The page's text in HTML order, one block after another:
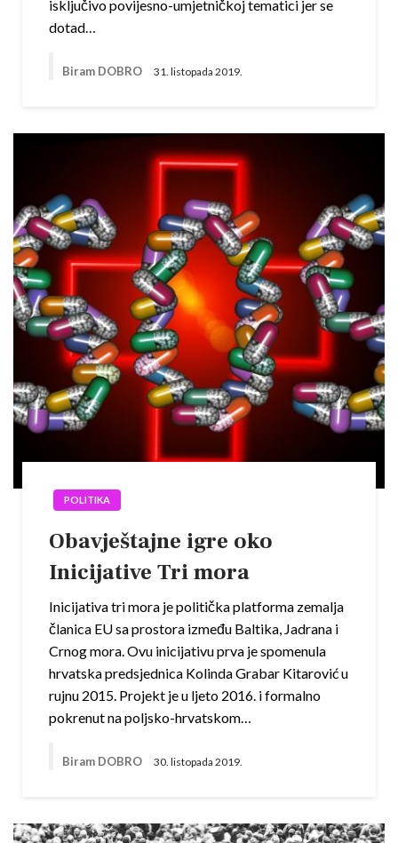
isključivo povijesno-umjetničkoj tematici jer se
dotad…
Biram DOBRO 31. listopada 2019.
POLITIKA
Obavještajne igre oko
Inicijative Tri mora
Inicijativa tri mora je politička platforma zemalja
članica EU sa prostora između Baltika, Jadrana i
Crnog mora. Ovu inicijativu prva je spomenula
hrvatska predsjednica Kolinda Grabar Kitarović u
rujnu 2015. Projekt je u ljeto 2016. i formalno
pokrenut na poljsko-hrvatskom…
Biram DOBRO 30. listopada 2019.